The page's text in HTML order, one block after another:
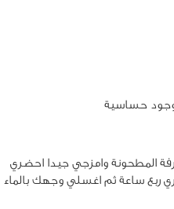
وجود حساسية
المطحونة وامزجي جيدا احضري
ربع ساعة ثم اغسلي وجهك بالماء